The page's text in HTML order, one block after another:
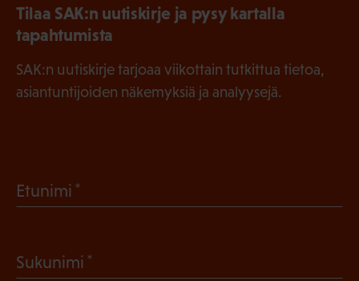
Tilaa SAK:n uutiskirje ja pysy kartalla
tapahtumista
SAK:n uutiskirje tarjoaa viikottain tutkittua tietoa,
asiantuntijoiden näkemyksiä ja analyysejä.
Etunimi
Sukunimi